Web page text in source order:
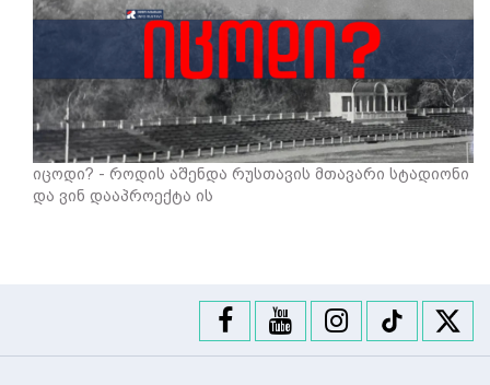
იცოდი? - როდის აშენდა რუსთავის მთავარი სტადიონი
და ვინ დააპროექტა ის